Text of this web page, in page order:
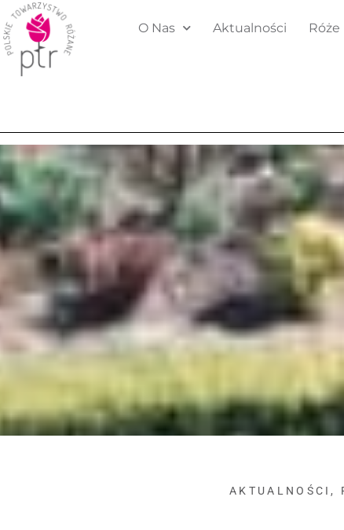
O Nas Aktualności Róże
AKTUALNOŚCI ,